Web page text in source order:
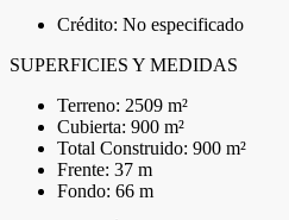
Crédito: No especificado
SUPERFICIES Y MEDIDAS
Terreno: 2509 m²
Cubierta: 900 m²
Total Construido: 900 m²
Frente: 37 m
Fondo: 66 m